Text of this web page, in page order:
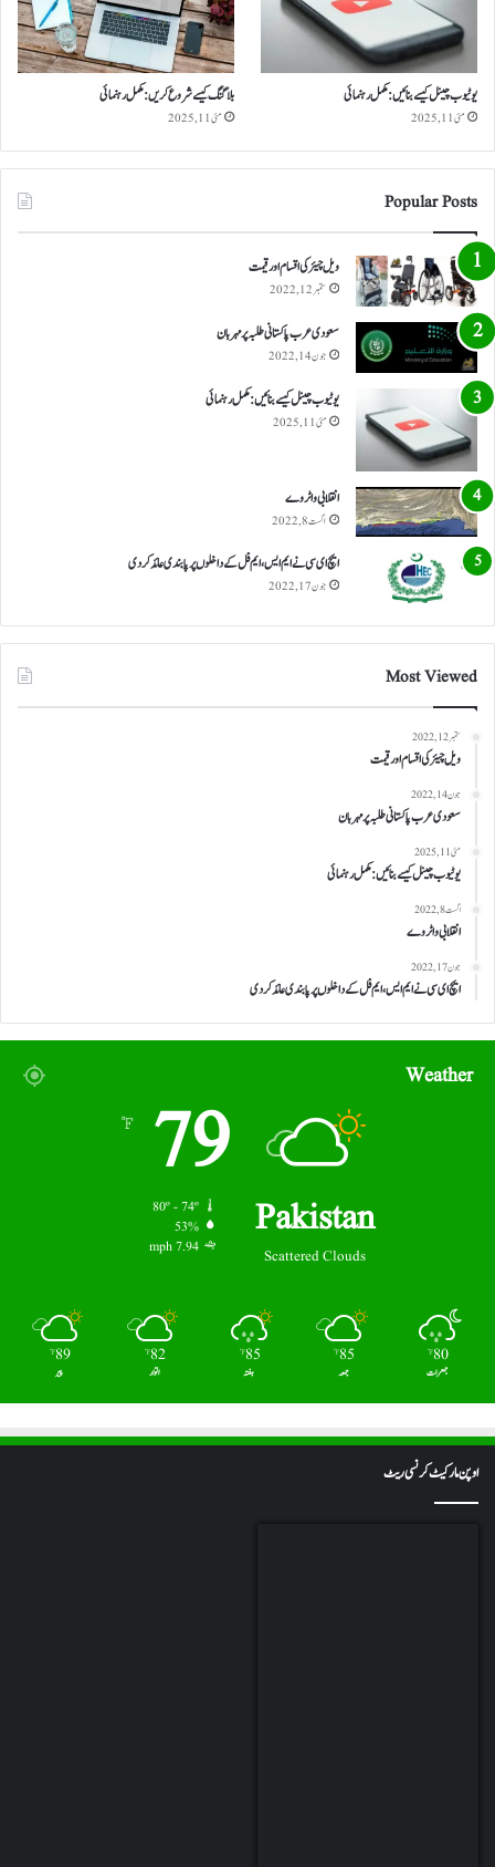
یوٹیوب چینل کیسے بنائیں: مکمل رہنمائی
مئی 11, 2025
بلاگنگ کیسے شروع کریں: مکمل رہنمائی
مئی 11, 2025
Popular Posts
ویل چیئر کی اقسام اور قیمت
ستمبر 12, 2022
سعودی عرب پاکستانی طلبہ پر مہربان
جون 14, 2022
یوٹیوب چینل کیسے بنائیں: مکمل رہنمائی
مئی 11, 2025
انقلابی واٹر وے
اگست 8, 2022
ایچ ای سی نے ایم ایس، ایم فل کے داخلوں پر پابندی عائد کر دی
جون 17, 2022
Most Viewed
ستمبر 12, 2022
ویل چیئر کی اقسام اور قیمت
جون 14, 2022
سعودی عرب پاکستانی طلبہ پر مہربان
مئی 11, 2025
یوٹیوب چینل کیسے بنائیں: مکمل رہنمائی
اگست 8, 2022
انقلابی واٹر وے
جون 17, 2022
ایچ ای سی نے ایم ایس، ایم فل کے داخلوں پر پابندی عائد کر دی
Weather
Pakistan
Scattered Clouds
79
℉
80º - 74º
53%
7.94 mph
80
℉
جمعرات
85
℉
جمعہ
85
℉
ہفتہ
82
℉
اتوار
89
℉
پیر
اوپن مارکیٹ کرنسی ریٹ